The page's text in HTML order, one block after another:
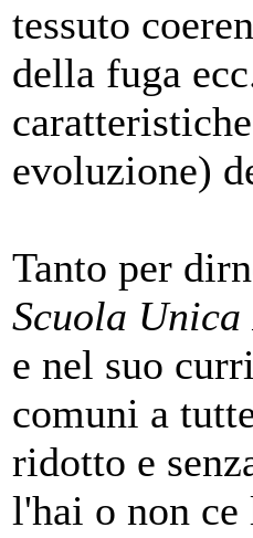
tessuto
della fuga
evoluzione)
Tanto per
Scuola
e nel suo
comuni a
ridotto e
l'hai o non ce